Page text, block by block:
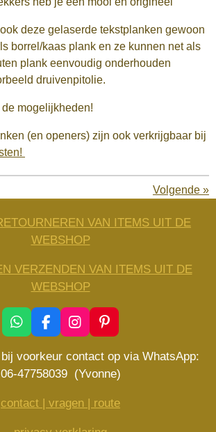
deze gelaserde tekstplanken gewoon
borrel/kaas plank en ze kunnen net als
plank eenvoudig onderhouden
druivenpitolie.
mogelijkheden!
(en openers) zijn ook verkrijgbaar bij
Volgende »
VAN ITEMS UIT DE
WEBSHOP
VERZENDEN VAN ITEMS UIT DE
WEBSHOP
W
h
a
s
p
F
a
c
e
b
o
I
n
s
t
a
r
P
i
n
e
e
voorkeur contact op via WhatsApp:
06-47758039 (Yvonne)
contact | vragen | route